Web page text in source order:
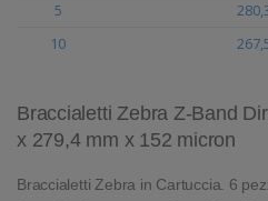
5
10
Braccialetti Zebra Z-Band
x 279,4 mm x 152 micron
Braccialetti Zebra in Cartuccia. 6